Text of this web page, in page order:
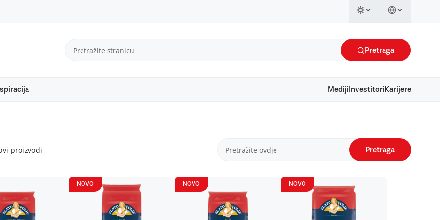
Pretraga
Mediji Investitori Karijere
proizvodi Pretraga
NOVO NOVO NOVO